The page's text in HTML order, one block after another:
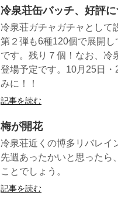
冷泉荘缶バッチ、好評
冷泉荘ガチャガチャとして
第２弾も6種120個で展開
です。残り７個！なお、冷
登場予定です。10月25日
みに！！
記事を読む
梅が開花
冷泉荘近くの博多リバレイ
先週あったかいと思ったら
ことでしょう。
記事を読む